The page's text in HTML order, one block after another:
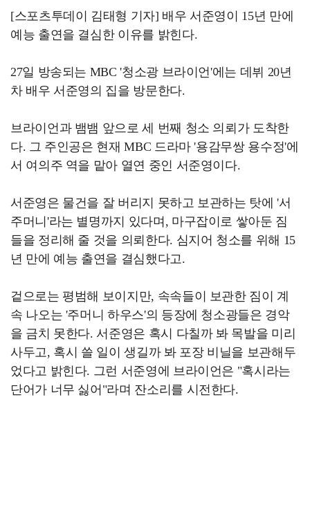
[스포츠투데이 김태형 기자] 배우 서준영이 15년 만에
예능 출연을 결심한 이유를 밝힌다.
27일 방송되는 MBC '청소광 브라이언'에는 데뷔 20년
차 배우 서준영의 집을 방문한다.
브라이언과 뱀뱀 앞으로 세 번째 청소 의뢰가 도착한
다. 그 주인공은 현재 MBC 드라마 '용감무쌍 용수정'에
서 여의주 역을 맡아 열연 중인 서준영이다.
서준영은 물건을 잘 버리지 못하고 보관하는 탓에 '서
주머니'라는 별명까지 있다며, 마구잡이로 쌓아둔 짐
들을 정리해 줄 것을 의뢰한다. 심지어 청소를 위해 15
년 만에 예능 출연을 결심했다고.
겉으로는 평범해 보이지만, 속속들이 보관한 짐이 계
속 나오는 '주머니 하우스'의 등장에 청소광들은 경악
을 금치 못한다. 서준영은 혹시 다칠까 봐 목발을 미리
사두고, 혹시 쓸 일이 생길까 봐 포장 비닐을 보관해두
었다고 밝힌다. 그런 서준영에 브라이언은 "혹시라는
단어가 너무 싫어"라며 잔소리를 시전한다.